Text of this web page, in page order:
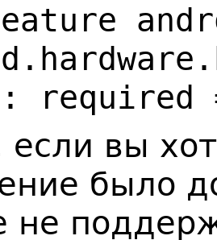
если вы
было
не